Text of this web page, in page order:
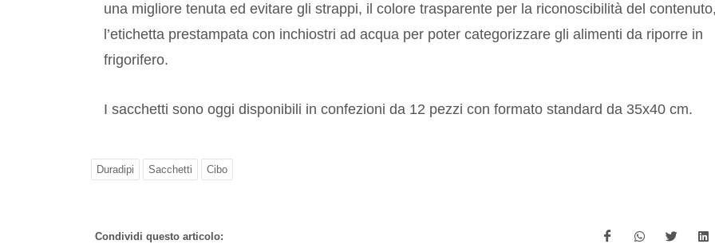
una migliore tenuta ed evitare gli strappi, il colore trasparente per la riconoscibilità del
l’etichetta prestampata con inchiostri ad acqua per poter categorizzare gli alimenti da riporre in
frigorifero.
I sacchetti sono oggi disponibili in confezioni da 12 pezzi con formato standard da 35x40 cm.
Duradipi Sacchetti Cibo
Condividi questo articolo: